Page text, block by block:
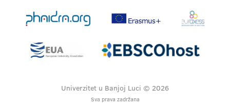
Univerzitet u Banjoj Luci © 2026
Sva prava zadržana